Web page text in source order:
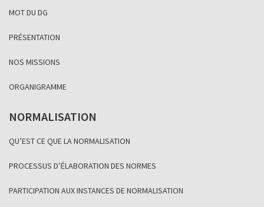
MOT DU DG
PRÉSENTATION
NOS MISSIONS
ORGANIGRAMME
NORMALISATION
QU’EST CE QUE LA NORMALISATION
PROCESSUS D’ÉLABORATION DES NORMES
PARTICIPATION AUX INSTANCES DE NORMALISATION